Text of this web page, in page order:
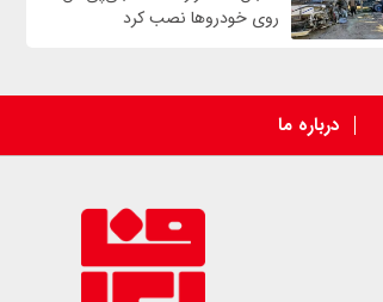
روی خودروها نصب کرد
درباره ما